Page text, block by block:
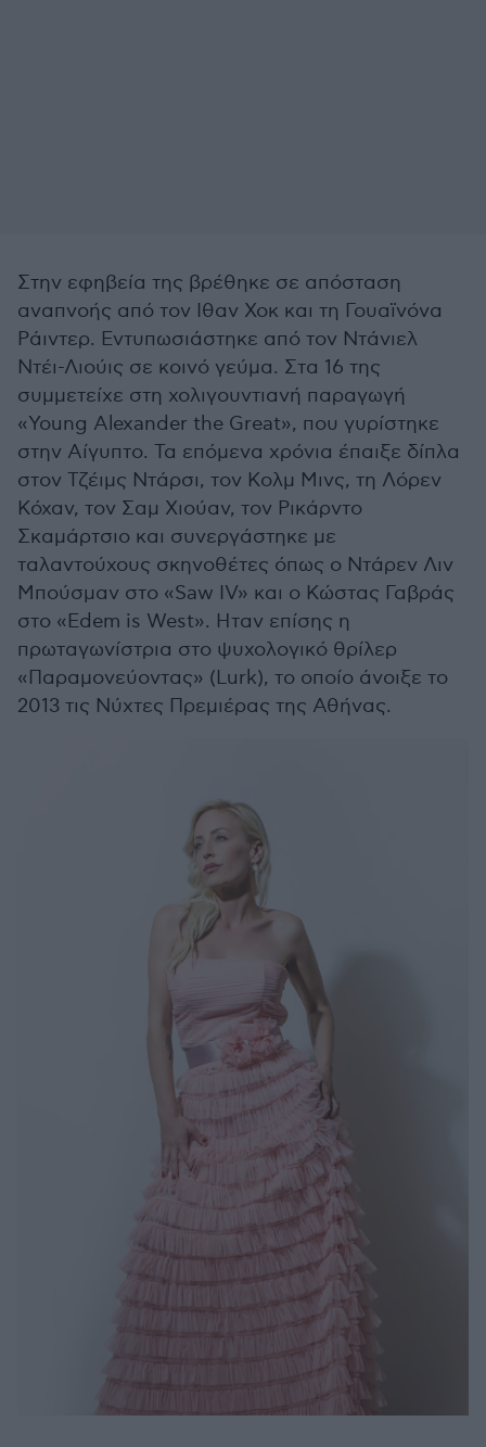
Στην εφηβεία της βρέθηκε σε απόσταση
αναπνοής από τον Ιθαν Χοκ και τη Γουαϊνόνα
Ράιντερ. Εντυπωσιάστηκε από τον Ντάνιελ
Ντέι-Λιούις σε κοινό γεύμα. Στα 16 της
συμμετείχε στη χολιγουντιανή παραγωγή
«Young Alexander the Great», που γυρίστηκε
στην Αίγυπτο. Τα επόμενα χρόνια έπαιξε δίπλα
στον Τζέιμς Ντάρσι, τον Κολμ Μινς, τη Λόρεν
Κόχαν, τον Σαμ Χιούαν, τον Ρικάρντο
Σκαμάρτσιο και συνεργάστηκε με
ταλαντούχους σκηνοθέτες όπως ο Ντάρεν Λιν
Μπούσμαν στο «Saw IV» και ο Κώστας Γαβράς
στο «Edem is West». Ηταν επίσης η
πρωταγωνίστρια στο ψυχολογικό θρίλερ
«Παραμονεύοντας» (Lurk), το οποίο άνοιξε το
2013 τις Νύχτες Πρεμιέρας της Αθήνας.